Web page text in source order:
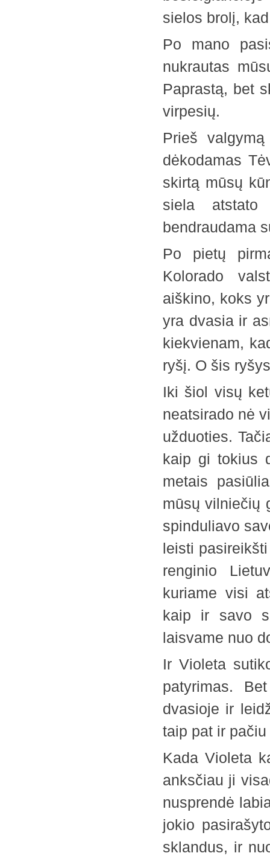
sielos brolį,
Po mano
nukrautas
Paprastą, bet
virpesių.
Prieš
dėkodamas
skirtą mūsų
siela atstato
bendraudama
Po pietų
Kolorado
aiškino, koks
yra dvasia ir
kiekvienam,
ryšį. O
Iki šiol visų
neatsirado nė
užduoties.
kaip gi tokius
metais
mūsų vilniečių
spinduliavo
leisti
renginio
kuriame visi
kaip ir savo
laisvame nuo
Ir Violeta
patyrimas.
dvasioje ir
taip pat ir
Kada Violeta
anksčiau ji
nusprendė
jokio
sklandus, ir